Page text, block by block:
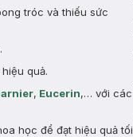
tróc và thiếu sức
quả.
, Eucerin,… với các
học để đạt hiệu quả tối